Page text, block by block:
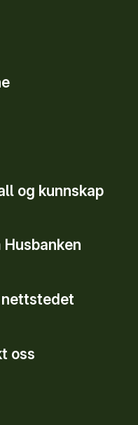
og kunnskap
Husbanken
nettstedet
oss